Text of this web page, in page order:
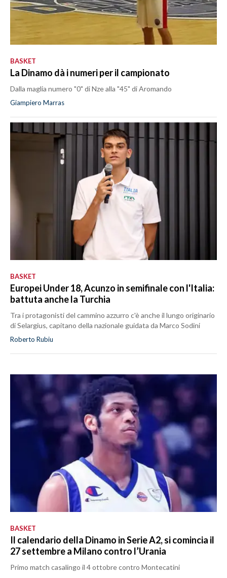
BASKET
La Dinamo dà i numeri per il campionato
Dalla maglia numero "0" di Nze alla "45" di Aromando
Giampiero Marras
BASKET
Europei Under 18, Acunzo in semifinale con l'Italia:
battuta anche la Turchia
Tra i protagonisti del cammino azzurro c'è anche il lungo originario
di Selargius, capitano della nazionale guidata da Marco Sodini
Roberto Rubiu
BASKET
Il calendario della Dinamo in Serie A2, si comincia il
27 settembre a Milano contro l’Urania
Primo match casalingo il 4 ottobre contro Montecatini